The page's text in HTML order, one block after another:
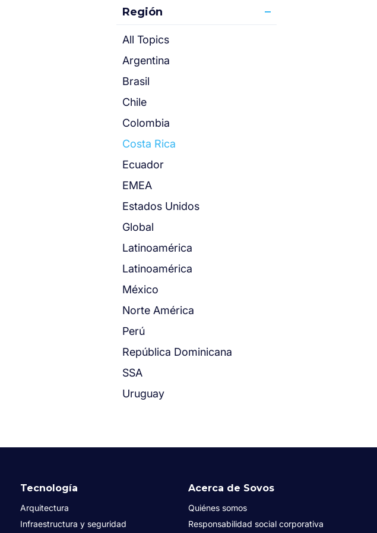
Región
All Topics
Argentina
Brasil
Chile
Colombia
Costa Rica
Ecuador
EMEA
Estados Unidos
Global
Latinoamérica
Latinoamérica
México
Norte América
Perú
República Dominicana
SSA
Uruguay
Tecnología
Arquitectura
Infraestructura y seguridad
Acerca de Sovos
Quiénes somos
Responsabilidad social corporativa